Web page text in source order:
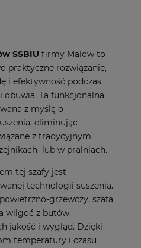
SSBIU firmy Malow to
praktyczne rozwiązanie,
i efektywność podczas
obuwia. Ta funkcjonalna
z myślą o
eliminując
z tradycyjnym
lub w pralniach.
tej szafy jest
technologii suszenia.
grzewczy, szafa
wilgoć z butów,
jakość i wygląd. Dzięki
temperatury i czasu